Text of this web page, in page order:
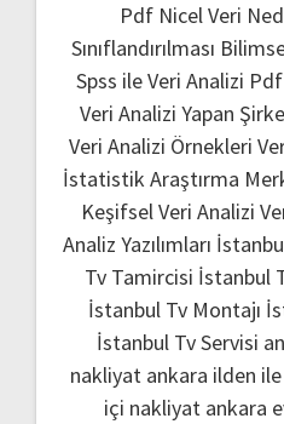
Pdf Nicel Veri
Sınıflandırılması
Spss ile Veri Analizi Pdf
Veri Analizi Yapan
Veri Analizi Örnekleri
İstatistik Araştırma
Keşifsel Veri Analizi
Analiz Yazılımları
Tv Tamircisi İstanbul
İstanbul Tv Montajı
İstanbul Tv Servisi
nakliyat ankara ilden
içi nakliyat ankara